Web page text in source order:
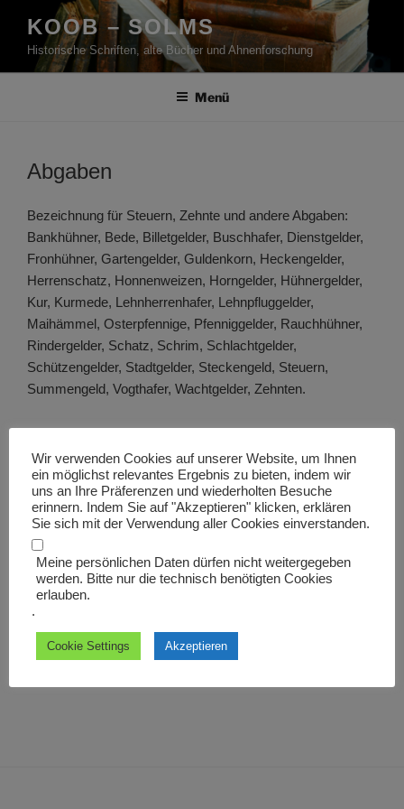
Inhalt
springen
KOOB – SOLMS
Historische Schriften, alte Bücher und Ahnenforschung
Menü
Abgaben
Bezeichnung für Steuern, Zehnte und andere Abgaben:
Bankhühner, Bede, Billetgelder, Buschhafer, Dienstgelder,
Fronhühner, Gartengelder, Guldenkorn, Heckengelder,
Herrenschatz, Honnenweizen, Horngelder, Hühnergelder,
Kur, Kurmede, Lehnherrenhafer, Lehnpfluggelder,
Maihämmel, Osterpfennige, Pfenniggelder, Rauchhühner,
Rindergelder, Schatz, Schrim, Schlachtgelder,
Schützengelder, Stadtgelder, Steckengeld, Steuern,
Summengeld, Vogthafer, Wachtgelder, Zehnten.
Beitragsnavigation
Vorheriger
Beitrag
ZURÜCK
Abg.
Nächster
Beitrag
WEITER
Abgegangene Orte
Wir verwenden Cookies auf unserer Website, um Ihnen
ein möglichst relevantes Ergebnis zu bieten, indem wir
uns an Ihre Präferenzen und wiederholten Besuche
erinnern. Indem Sie auf "Akzeptieren" klicken, erklären
Sie sich mit der Verwendung aller Cookies einverstanden.
Meine persönlichen Daten dürfen nicht weitergegeben
werden. Bitte nur die technisch benötigten Cookies
erlauben.
.
Cookie Settings Akzeptieren